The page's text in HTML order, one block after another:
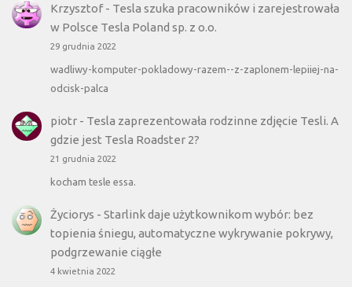
Krzysztof- Tesla szuka pracowników i zarejestrowała
w Polsce Tesla Poland sp. z o.o.
29 grudnia 2022
wadliwy-komputer-pokladowy-razem--z-zaplonem-lepiiej-na-
odcisk-palca
piotr- Tesla zaprezentowała rodzinne zdjęcie Tesli. A
gdzie jest Tesla Roadster 2?
21 grudnia 2022
kocham tesle essa.
Życiorys - Starlink daje użytkownikom wybór: bez
topienia śniegu, automatyczne wykrywanie pokrywy,
podgrzewanie ciągłe
4 kwietnia 2022